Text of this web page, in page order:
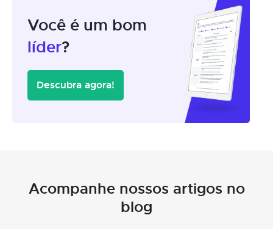
Você é um bom
líder?
Descubra agora!
Acompanhe nossos artigos no
blog